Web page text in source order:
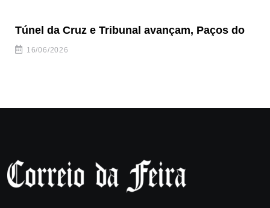
Túnel da Cruz e Tribunal avançam, Paços do
16/06/2026